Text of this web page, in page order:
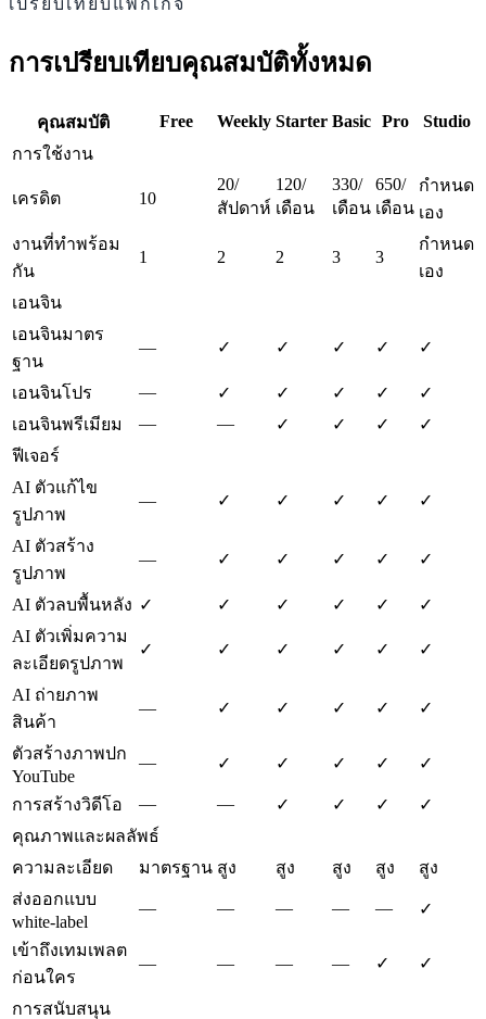
การเปรียบเทียบคุณสมบัติทั้งหมด
คุณสมบัติ Free Weekly Starter Basic Pro
Studio
การใช้งาน
เครดิต 10
20/
สัปดาห์
120/
เดือน
330/
เดือน
650/
เดือน
กำหนด
เอง
งานที่ทำพร้อม
กัน
1 2 2 3 3
กำหนด
เอง
เอนจิน
เอนจินมาตร
ฐาน
— ✓ ✓ ✓ ✓ ✓
เอนจินโปร — ✓ ✓ ✓ ✓
✓
เอนจินพรีเมียม
— — ✓ ✓ ✓
✓
ฟีเจอร์
AI ตัวแก้ไข
รูปภาพ
— ✓ ✓ ✓ ✓ ✓
AI ตัวสร้าง
รูปภาพ
— ✓ ✓ ✓ ✓ ✓
AI ตัวลบพื้นหลัง ✓ ✓ ✓ ✓ ✓
✓
AI ตัวเพิ่มความ
ละเอียดรูปภาพ
✓ ✓ ✓ ✓ ✓ ✓
AI ถ่ายภาพ
สินค้า
— ✓ ✓ ✓ ✓ ✓
ตัวสร้างภาพปก
YouTube
— ✓ ✓ ✓ ✓ ✓
การสร้างวิดีโอ — — ✓ ✓ ✓
✓
คุณภาพและผลลัพธ์
ความละเอียด
มาตรฐาน สูง สูง สูง สูง
สูง
ส่งออกแบบ
white-label
— — — — — ✓
เข้าถึงเทมเพลต
ก่อนใคร
— — — — ✓ ✓
การสนับสนุน